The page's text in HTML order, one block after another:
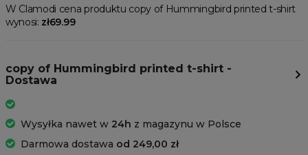
W Clamodi cena produktu copy of Hummingbird printed t-shirt
wynosi: zł69.99
copy of Hummingbird printed t-shirt -
Dostawa
Wysyłka nawet w 24h z magazynu w Polsce
Darmowa dostawa od 249,00 zł